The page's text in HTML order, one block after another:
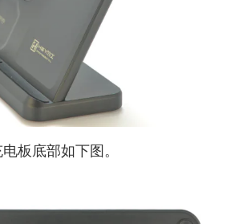
板底部如下图。